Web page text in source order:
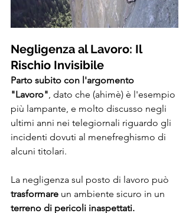
Negligenza al Lavoro: Il
Rischio Invisibile
Parto subito con l'argomento
"Lavoro", dato che (ahimè) è l'esempio
più lampante, e molto discusso negli
ultimi anni nei telegiornali riguardo gli
incidenti dovuti al menefreghismo di
alcuni titolari.
La negligenza sul posto di lavoro può
trasformare un ambiente sicuro in un
terreno di pericoli inaspettati.